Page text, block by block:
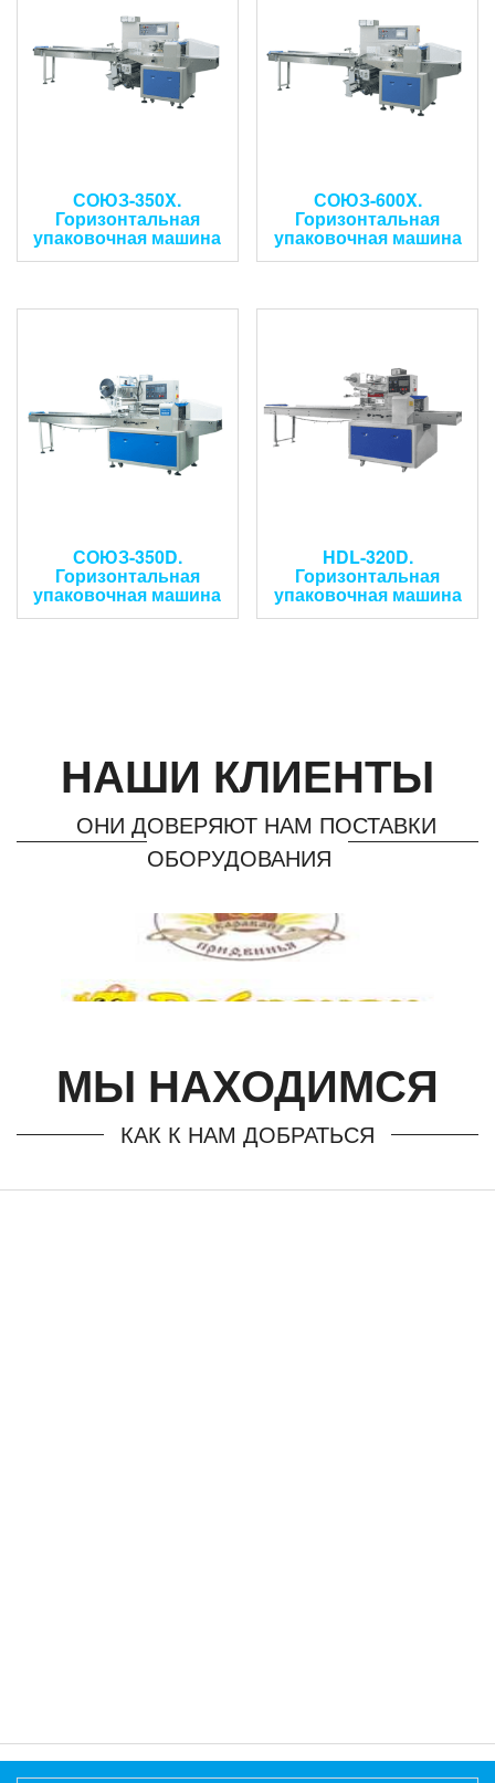
СОЮЗ-350X.
Горизонтальная
упаковочная машина
СОЮЗ-600X.
Горизонтальная
упаковочная машина
СОЮЗ-350D.
Горизонтальная
упаковочная машина
HDL-320D.
Горизонтальная
упаковочная машина
НАШИ КЛИЕНТЫ
ОНИ ДОВЕРЯЮТ НАМ ПОСТАВКИ
ОБОРУДОВАНИЯ
МЫ НАХОДИМСЯ
КАК К НАМ ДОБРАТЬСЯ